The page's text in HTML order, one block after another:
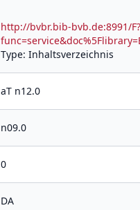
http://bvbr.bib-bvb.de:8991/F?
Type: Inhaltsverzeichnis
aT n12.0
n09.0
0
DA